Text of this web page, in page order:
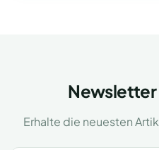
Newsletter
Erhalte die neuesten